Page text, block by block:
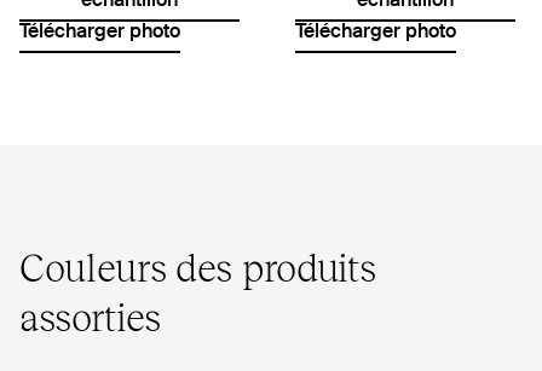
Télécharger photo
Télécharger photo
Couleurs des produits
assorties